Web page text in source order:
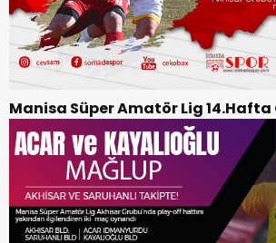
Manisa Süper Amatör Lig 14.Hafta